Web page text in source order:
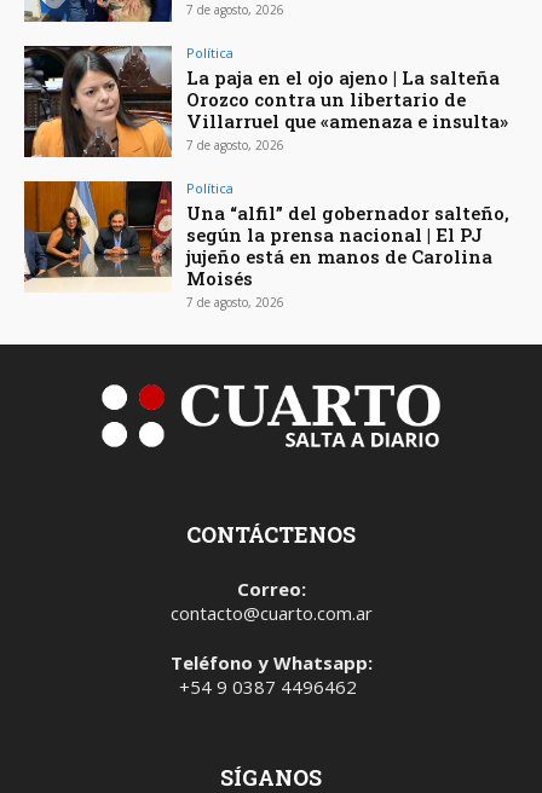
7 de agosto, 2026
Política
La paja en el ojo ajeno | La salteña
Orozco contra un libertario de
Villarruel que «amenaza e insulta»
7 de agosto, 2026
Política
Una “alfil” del gobernador salteño,
según la prensa nacional | El PJ
jujeño está en manos de Carolina
Moisés
7 de agosto, 2026
CONTÁCTENOS
Correo:
contacto@cuarto.com.ar
Teléfono y Whatsapp:
+54 9 0387 4496462
SÍGANOS